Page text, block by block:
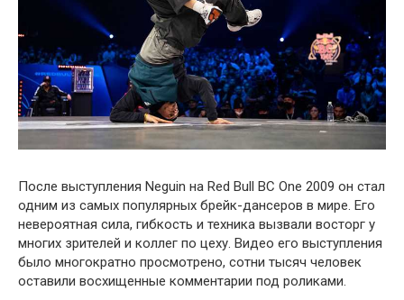
После выступления Neguin на Red Bull BC One 2009 он стал
одним из самых популярных брейк-дансеров в мире. Его
невероятная сила, гибкость и техника вызвали восторг у
многих зрителей и коллег по цеху. Видео его выступления
было многократно просмотрено, сотни тысяч человек
оставили восхищенные комментарии под роликами.